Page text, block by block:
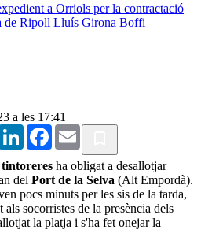
a Orriols per la contractació
de Ripoll Lluís Girona Boffi
a les 17:41
LinkedInFacebook
Email
tintoreres ha obligat a desallotjar
del Port de la Selva (Alt Empordà).
pocs minuts per les sis de la tarda,
socorristes de la presència dels
la platja i s'ha fet onejar la